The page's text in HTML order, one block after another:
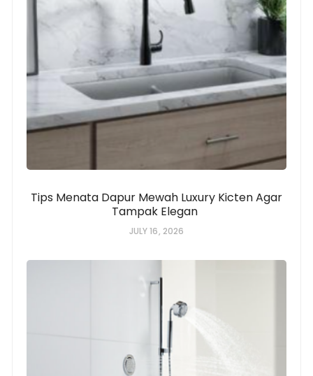
Tips Menata Dapur Mewah Luxury Kicten Agar
Tampak Elegan
JULY 16, 2026